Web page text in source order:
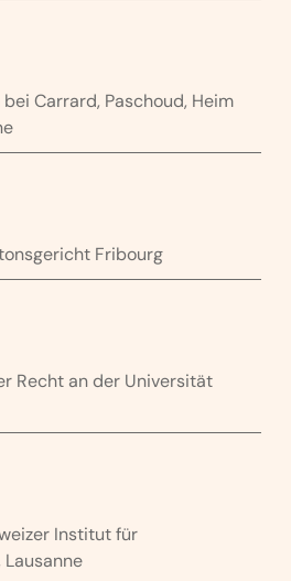
Carrard, Paschoud, Heim
Fribourg
Recht an der Universität
Institut für